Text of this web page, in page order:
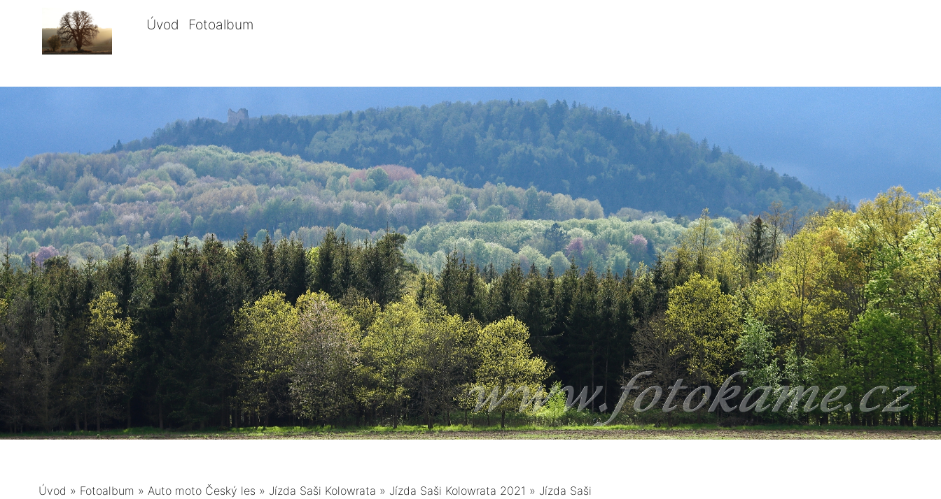
Úvod Fotoalbum
Úvod » Fotoalbum » Auto moto Český les » Jízda Saši Kolowrata » Jízda Saši Kolowrata 2021 » Jízda Saši